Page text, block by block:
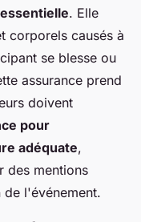
. Elle
corporels causés à
se blesse ou
assurance prend
doivent
pour
adéquate,
des mentions
l'événement.